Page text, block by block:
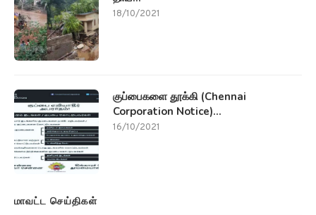
16/10/2021
தமிழகத்தில் தொடரும் (Caste killings)